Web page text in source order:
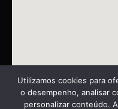
Utilizamos cookies para
o desempenho, analisar
personalizar conteúdo.